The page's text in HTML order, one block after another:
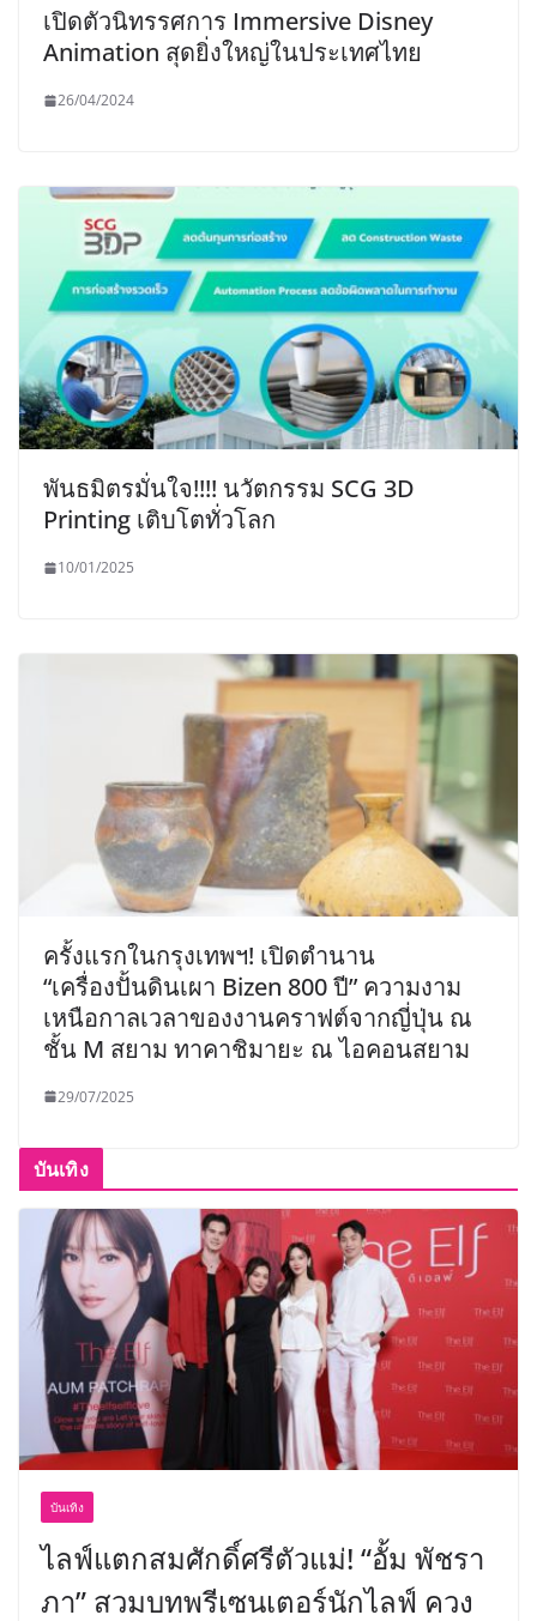
เปิดตัวนิทรรศการ Immersive Disney
Animation สุดยิ่งใหญ่ในประเทศไทย
26/04/2024
พันธมิตรมั่นใจ!!!! นวัตกรรม SCG 3D
Printing เติบโตทั่วโลก
10/01/2025
ครั้งแรกในกรุงเทพฯ! เปิดตำนาน
“เครื่องปั้นดินเผา Bizen 800 ปี” ความงาม
เหนือกาลเวลาของงานคราฟต์จากญี่ปุ่น ณ
ชั้น M สยาม ทาคาชิมายะ ณ ไอคอนสยาม
29/07/2025
บันเทิง
บันเทิง
ไลฟ์แตกสมศักดิ์ศรีตัวแม่! “อั้ม พัชรา
ภา” สวมบทพรีเซนเตอร์นักไลฟ์ ควง